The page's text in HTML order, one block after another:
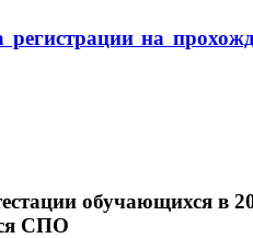
на
обучающихся в
СПО